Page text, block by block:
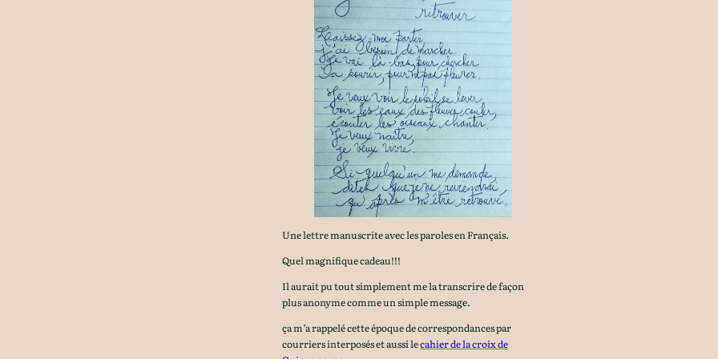
Une lettre manuscrite avec les paroles en Français.
Quel magnifique cadeau!!!
Il aurait pu tout simplement me la transcrire de façon
plus anonyme comme un simple message.
ça m’a rappelé cette époque de correspondances par
courriers interposés et aussi lecahier de la croix de